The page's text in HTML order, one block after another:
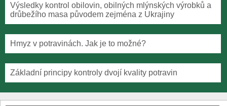
Výsledky kontrol obilovin, obilných mlýnských výrobků a
drůbežího masa původem zejména z Ukrajiny
Hmyz v potravinách. Jak je to možné?
Základní principy kontroly dvojí kvality potravin